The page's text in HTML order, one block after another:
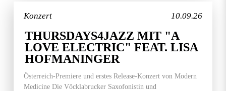
10.09.26
Konzert
THURSDAYS4JAZZ MIT "A
LOVE ELECTRIC" FEAT. LISA
HOFMANINGER
Österreich-Premiere und erstes Release-Konzert von Modern
Medicine Die Vöcklabrucker Saxofonistin und